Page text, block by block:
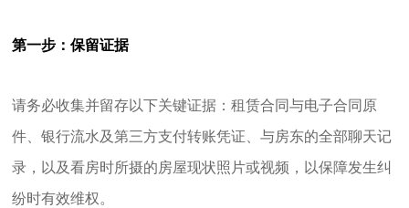
第一步：保留证据
请务必收集并留存以下关键证据：租赁合同与电子合同原
件、银行流水及第三方支付转账凭证、与房东的全部聊天记
录，以及看房时所摄的房屋现状照片或视频，以保障发生纠
纷时有效维权。